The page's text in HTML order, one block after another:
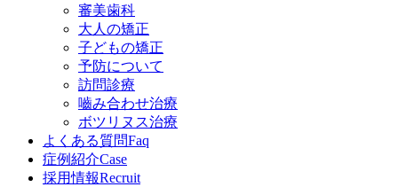
審美歯科
大人の矯正
子どもの矯正
予防について
訪問診療
嚙み合わせ治療
ボツリヌス治療
よくある質問Faq
症例紹介Case
採用情報Recruit